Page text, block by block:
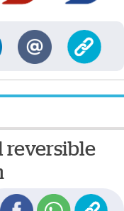
reversible